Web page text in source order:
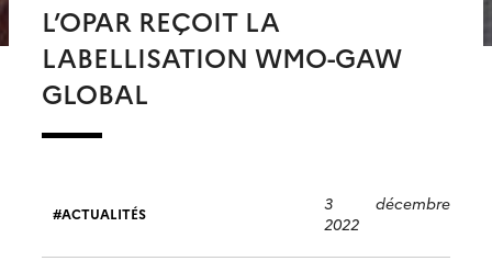
L’OPAR REÇOIT LA
LABELLISATION WMO-GAW
GLOBAL
ACTUALITÉS
3 décembre
2022